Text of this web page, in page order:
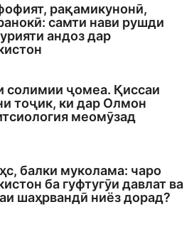
рақамикунонӣ,
самти нави рушди
андоз дар
солимии ҷомеа. Қиссаи
тоҷик, ки дар Олмон
меомӯзад
балки муколама: чаро
ба гуфтугӯи давлат ва
шаҳрвандӣ ниёз дорад?